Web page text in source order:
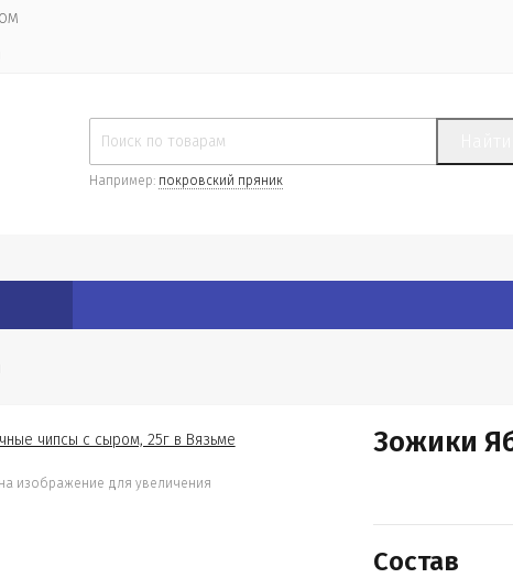
Например: покровский пряник
изображение для увеличения
Зожики
Состав